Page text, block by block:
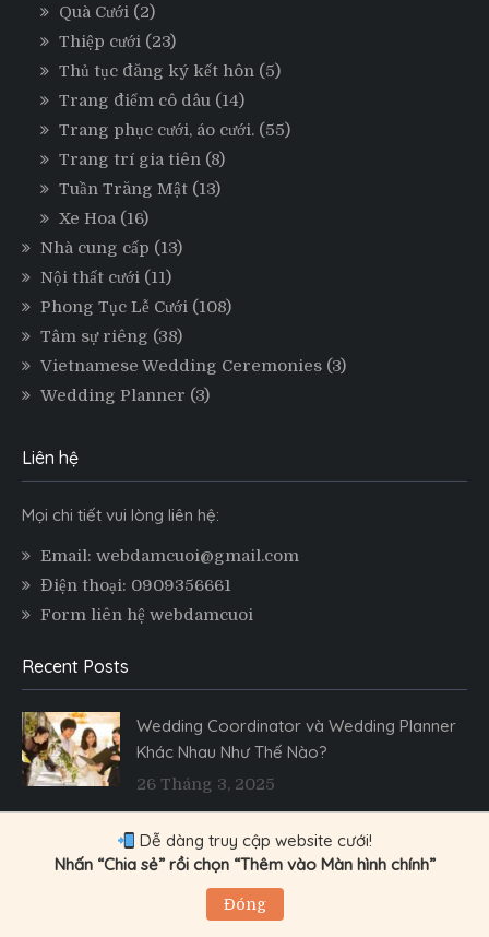
Quà Cưới (2)
Thiệp cưới (23)
Thủ tục đăng ký kết hôn (5)
Trang điểm cô dâu (14)
Trang phục cưới, áo cưới. (55)
Trang trí gia tiên (8)
Tuần Trăng Mật (13)
Xe Hoa (16)
Nhà cung cấp (13)
Nội thất cưới (11)
Phong Tục Lễ Cưới (108)
Tâm sự riêng (38)
Vietnamese Wedding Ceremonies (3)
Wedding Planner (3)
Liên hệ
Mọi chi tiết vui lòng liên hệ:
Email: webdamcuoi@gmail.com
Điện thoại: 0909356661
Form liên hệ webdamcuoi
Recent Posts
Wedding Coordinator và Wedding Planner
Khác Nhau Như Thế Nào?
26 Tháng 3, 2025
Kinh Nghiệm Chọn Wedding Planner Phù
Hợp
26 Tháng 3, 2025
Dễ dàng truy cập website cưới!
Nhấn “Chia sẻ” rồi chọn “Thêm vào Màn hình chính”
Đóng